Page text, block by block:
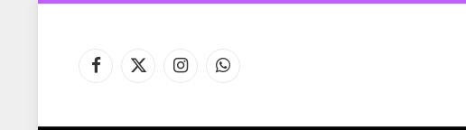
Facebook
X
InstagramWhatsApp